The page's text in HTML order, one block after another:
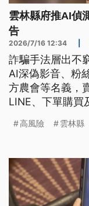
雲林縣府推AI偵
告
2026/7/16 12:34
詐騙手法層出不
AI深偽影音、粉
方農會等名義，
LINE、下單購買
源頭阻斷詐騙訊
高風險 雲林縣